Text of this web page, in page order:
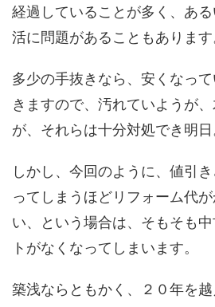
経過していることが多く、あ
活に問題があることもあります
多少の手抜きなら、安くなっ
きますので、汚れていようが
が、それらは十分対処でき明日
しかし、今回のように、値引
ってしまうほどリフォーム代
い、という場合は、そもそも
トがなくなってしまいます。
築浅ならともかく、２０年を